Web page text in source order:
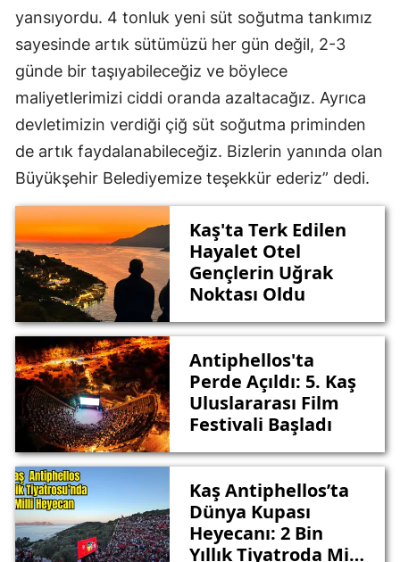
yansıyordu. 4 tonluk yeni süt soğutma tankımız
sayesinde artık sütümüzü her gün değil, 2-3
günde bir taşıyabileceğiz ve böylece
maliyetlerimizi ciddi oranda azaltacağız. Ayrıca
devletimizin verdiği çiğ süt soğutma priminden
de artık faydalanabileceğiz. Bizlerin yanında olan
Büyükşehir Belediyemize teşekkür ederiz” dedi.
Kaş'ta Terk Edilen
Hayalet Otel
Gençlerin Uğrak
Noktası Oldu
Antiphellos'ta
Perde Açıldı: 5. Kaş
Uluslararası Film
Festivali Başladı
Kaş Antiphellos’ta
Dünya Kupası
Heyecanı: 2 Bin
Yıllık Tiyatroda Milli